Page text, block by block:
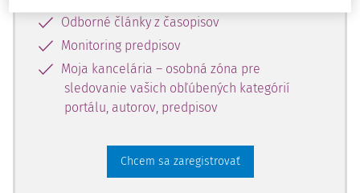
Odborné články z časopisov
Monitoring predpisov
Moja kancelária – osobná zóna pre
sledovanie vašich obľúbených kategórií
portálu, autorov, predpisov
Chcem sa zaregistrovať